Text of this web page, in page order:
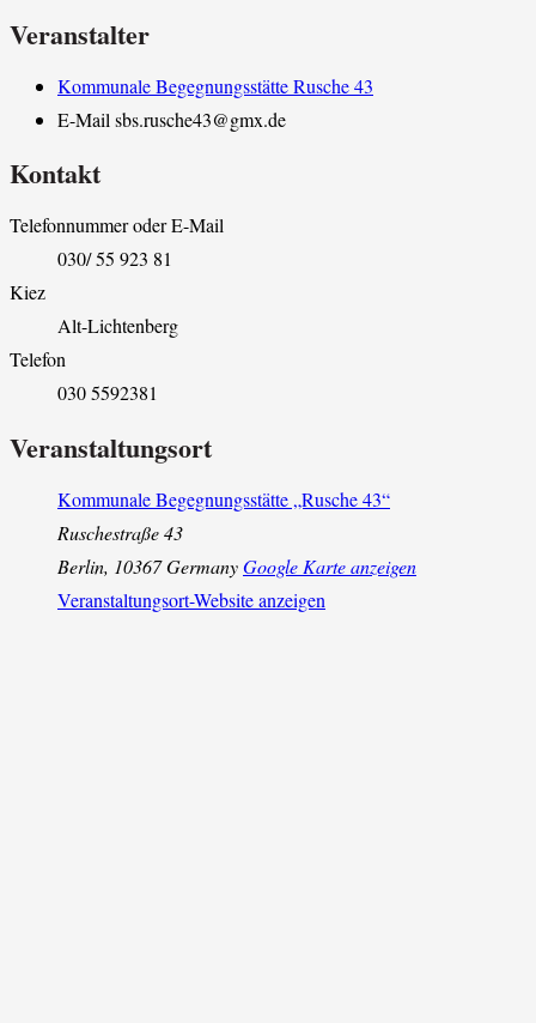
Veranstalter
Kommunale Begegnungsstätte Rusche 43
E-Mailsbs.rusche43@gmx.de
Kontakt
Telefonnummer oder E-Mail
030/ 55 923 81
Kiez
Alt-Lichtenberg
Telefon
030 5592381
Veranstaltungsort
Kommunale Begegnungsstätte „Rusche 43“
Ruschestraße 43
Berlin, 10367GermanyGoogle Karte anzeigen
Veranstaltungsort-Website anzeigen